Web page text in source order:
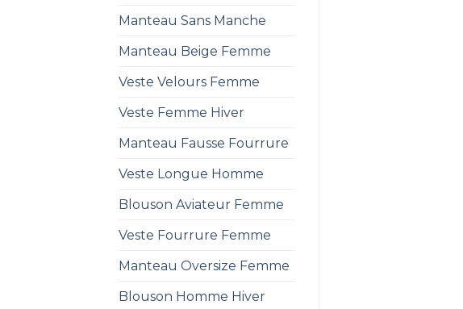
Manteau Sans Manche
Manteau Beige Femme
Veste Velours Femme
Veste Femme Hiver
Manteau Fausse Fourrure
Veste Longue Homme
Blouson Aviateur Femme
Veste Fourrure Femme
Manteau Oversize Femme
Blouson Homme Hiver